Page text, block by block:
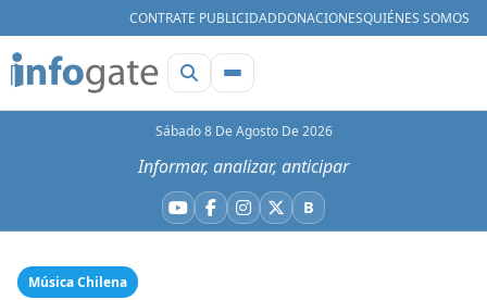
CONTRATE PUBLICIDADDONACIONESQUIÉNES SOMOS
Sábado 8 De Agosto De 2026
Informar, analizar, anticipar
YouTube
Facebook
Instagram
X BBluesky
Música Chilena